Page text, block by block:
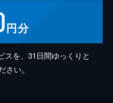
円分
スを、31日間ゆっくりと
さい。